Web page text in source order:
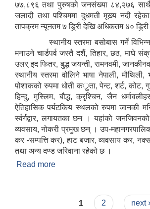
७७,८९६ तथा पुरुषको जनसंख्या ८४,२७६
जलादी तथा पश्चिममा दुधमती मूख्य नदी
तापक्रम न्यूनतम ७ ड्रि्री देखि अधिकतम ४०
स्थानीय स्तरमा बसोबास गर्ने विभिन्न
मनाउने चार्डपर्व जस्तै दशैं, तिहार, छठ, माघे
उलर् इद फितर, बुद्ध जयन्ती, रामनवमी,
स्थानीय स्तरमा वोलिने भाषा नेपाली,
पोशाकको रुपमा धोती कर्ुता, पेन्ट, शर्ट, कोट,
हिन्दु, मुस्लिम, बौद्ध, क्रृश्चिन, जैन
ऐतिहासिक पर्यटकिय स्थलको रुपमा जानकी
र्स्वर्गद्वार, लगायतका छन । यहांको
व्यवसाय, नोकरी प्रमुख छन् । उप-
कर -सम्पत्ति कर), हाट बजार, व्यवसाय कर,
तथा अन्य दण्ड जरिवाना रहेको छ ।
Read more
1 2 next ›